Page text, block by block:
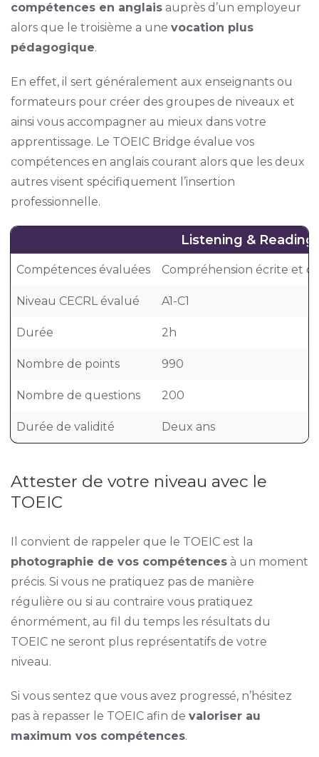
compétences en anglaisauprès d’un employeur
alors que le troisième a une vocation plus
pédagogique.
En effet, il sert généralement aux enseignants ou
formateurs pour créer des groupes de niveaux et
ainsi vous accompagner au mieux dans votre
apprentissage. Le TOEIC Bridge évalue vos
compétences en anglais courant alors que les deux
autres visent spécifiquement l’insertion
professionnelle.
Listening & Reading
Compétences évaluées Compréhension écrite et
Niveau CECRL évalué A1-C1
Durée 2h
Nombre de points 990
Nombre de questions 200
Durée de validité Deux ans
Attester de votre niveau avec le
TOEIC
Il convient de rappeler que le TOEIC est la
photographie de vos compétencesà un moment
précis. Si vous ne pratiquez pas de manière
régulière ou si au contraire vous pratiquez
énormément, au fil du temps les résultats du
TOEIC ne seront plus représentatifs de votre
niveau.
Si vous sentez que vous avez progressé, n’hésitez
pas à repasser le TOEIC afin de valoriser au
maximum vos compétences.